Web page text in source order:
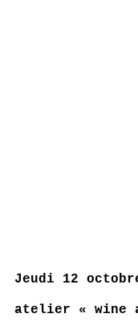
Jeudi 12
atelier « wine